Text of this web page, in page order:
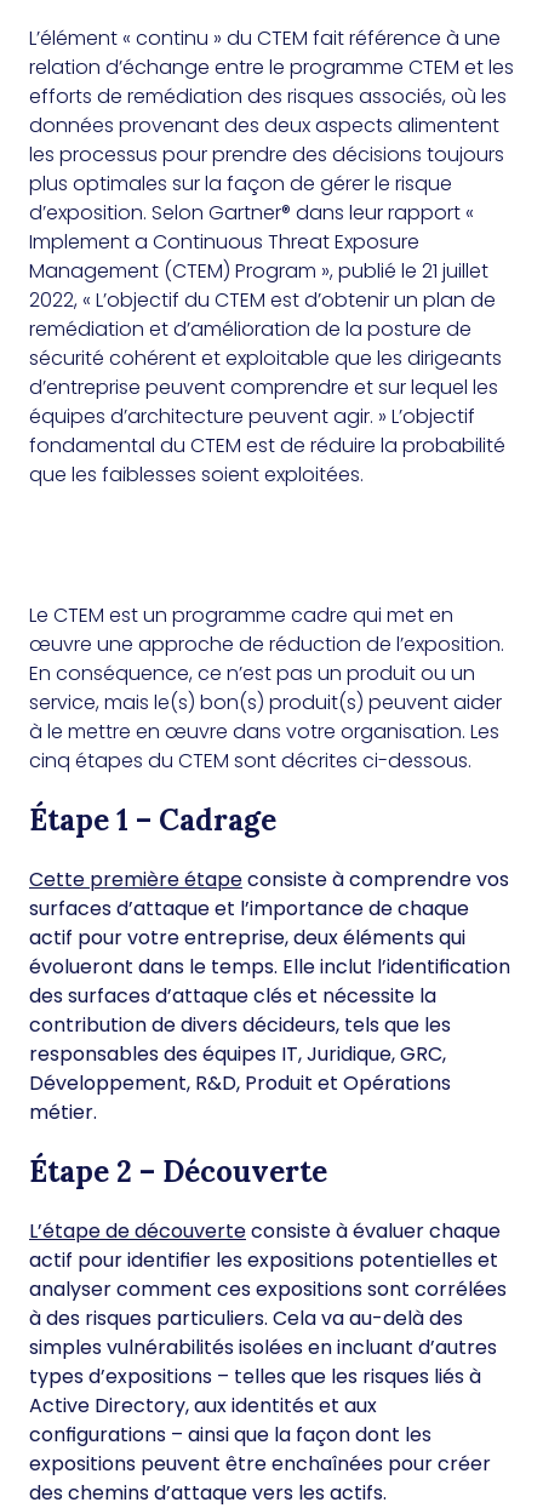
L’élément « continu » du CTEM fait référence à une
relation d’échange entre le programme CTEM et les
efforts de remédiation des risques associés, où les
données provenant des deux aspects alimentent
les processus pour prendre des décisions toujours
plus optimales sur la façon de gérer le risque
d’exposition. Selon Gartner® dans leur rapport «
Implement a Continuous Threat Exposure
Management (CTEM) Program », publié le 21 juillet
2022, « L’objectif du CTEM est d’obtenir un plan de
remédiation et d’amélioration de la posture de
sécurité cohérent et exploitable que les dirigeants
d’entreprise peuvent comprendre et sur lequel les
équipes d’architecture peuvent agir. » L’objectif
fondamental du CTEM est de réduire la probabilité
que les faiblesses soient exploitées.
Le CTEM est un programme cadre qui met en
œuvre une approche de réduction de l’exposition.
En conséquence, ce n’est pas un produit ou un
service, mais le(s) bon(s) produit(s) peuvent aider
à le mettre en œuvre dans votre organisation. Les
cinq étapes du CTEM sont décrites ci-dessous.
Étape 1 – Cadrage
Cette première étapeconsiste à comprendre vos
surfaces d’attaque et l’importance de chaque
actif pour votre entreprise, deux éléments qui
évolueront dans le temps. Elle inclut l’identification
des surfaces d’attaque clés et nécessite la
contribution de divers décideurs, tels que les
responsables des équipes IT, Juridique, GRC,
Développement, R&D, Produit et Opérations
métier.
Étape 2 – Découverte
L’étape de découverteconsiste à évaluer chaque
actif pour identifier les expositions potentielles et
analyser comment ces expositions sont corrélées
à des risques particuliers. Cela va au-delà des
simples vulnérabilités isolées en incluant d’autres
types d’expositions – telles que les risques liés à
Active Directory, aux identités et aux
configurations – ainsi que la façon dont les
expositions peuvent être enchaînées pour créer
des chemins d’attaque vers les actifs.